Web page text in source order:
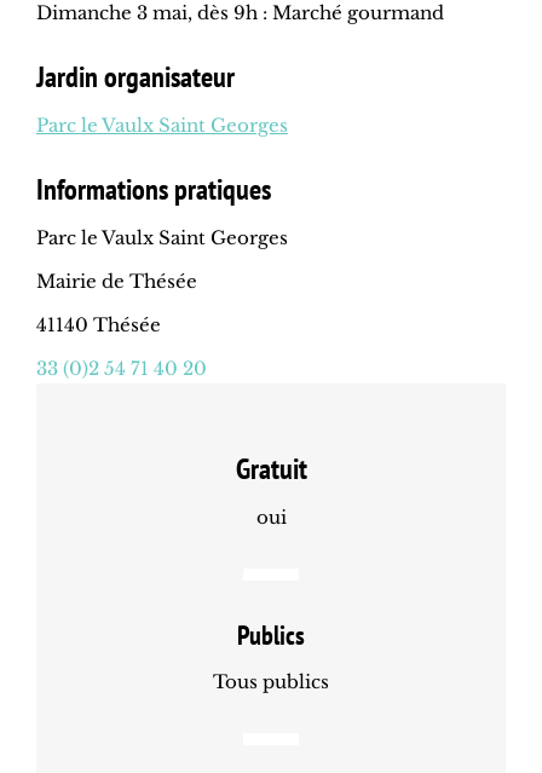
Dimanche 3 mai, dès 9h : Marché gourmand
Jardin organisateur
Parc le Vaulx Saint Georges
Informations pratiques
Parc le Vaulx Saint Georges
Mairie de Thésée
41140 Thésée
33 (0)2 54 71 40 20
Gratuit
oui
Publics
Tous publics